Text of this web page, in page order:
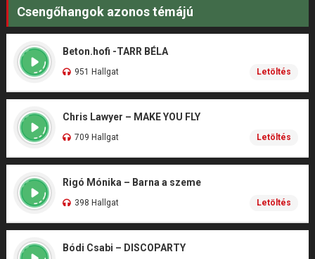
Csengőhangok azonos témájú
Beton.hofi -TARR BÉLA
951 Hallgat Letöltés
Chris Lawyer – MAKE YOU FLY
709 Hallgat Letöltés
Rigó Mónika – Barna a szeme
398 Hallgat Letöltés
Bódi Csabi – DISCOPARTY